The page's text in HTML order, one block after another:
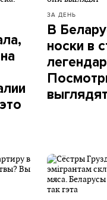
ЗА ДЕНЬ
В
носки в
выглядят